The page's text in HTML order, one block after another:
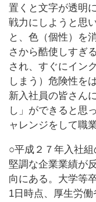
置くと文字が透明
戦力にしようと思
と、色（個性）を
さから酷使しすぎ
され、すぐにイン
しまう）危険性を
新入社員の皆さん
し」ができると思
ャレンジをして職
○平成２７年入社
堅調な企業業績が
向にある。大学等
1日時点、厚生労